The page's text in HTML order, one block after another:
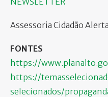
Assessoria Cidadão
FONTES
https://
https://
selecionados/